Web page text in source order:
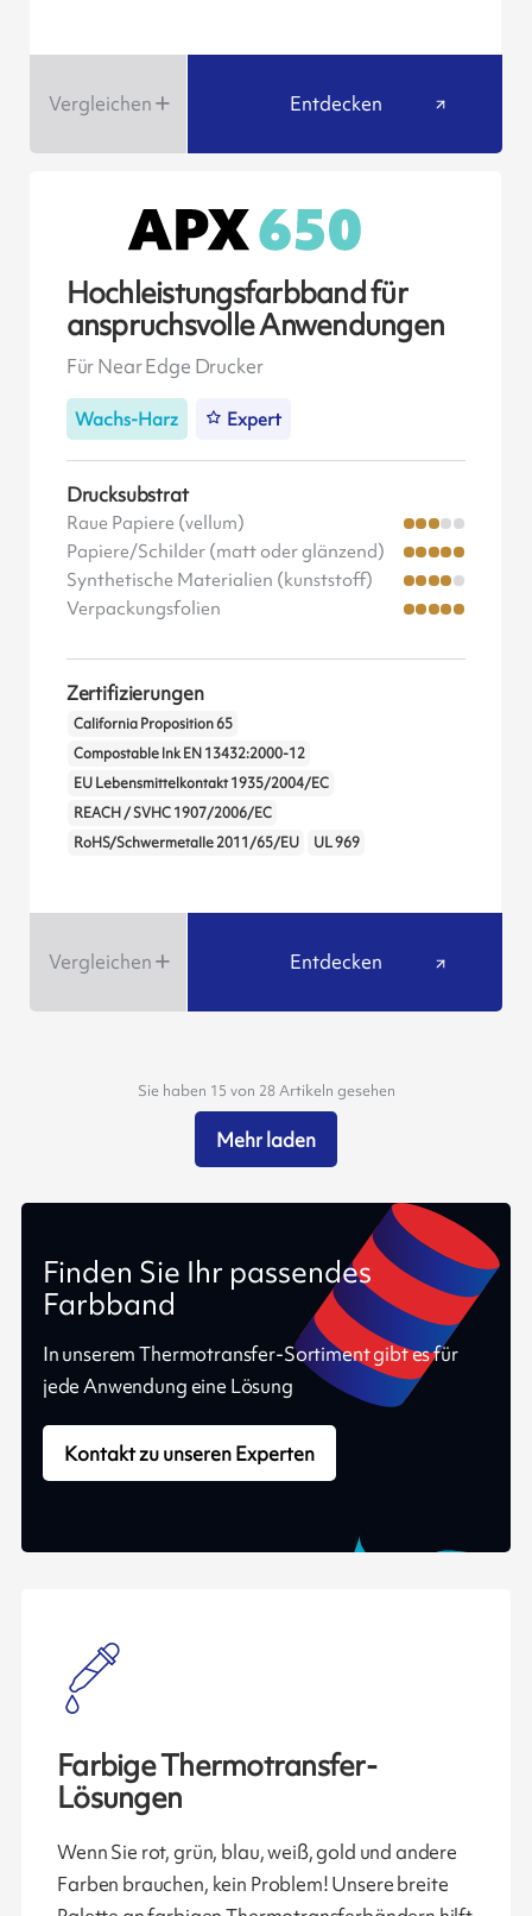
Vergleichen Entdecken
Hochleistungsfarbband für
anspruchsvolle Anwendungen
Für Near Edge Drucker
Wachs-Harz Expert
Drucksubstrat
Raue Papiere (vellum)
Papiere/Schilder (matt oder glänzend)
Synthetische Materialien (kunststoff)
Verpackungsfolien
Zertifizierungen
California Proposition 65
Compostable Ink EN 13432:2000-12
EU Lebensmittelkontakt 1935/2004/EC
REACH / SVHC 1907/2006/EC
RoHS/Schwermetalle 2011/65/EU
UL 969
Vergleichen Entdecken
Sie haben 15 von 28 Artikeln gesehen
Mehr laden
Finden Sie Ihr passendes
Farbband
In unserem Thermotransfer-Sortiment gibt es für
jede Anwendung eine Lösung
Kontakt zu unseren Experten
Farbige Thermotransfer-
Lösungen
Wenn Sie rot, grün, blau, weiß, gold und andere
Farben brauchen, kein Problem! Unsere breite